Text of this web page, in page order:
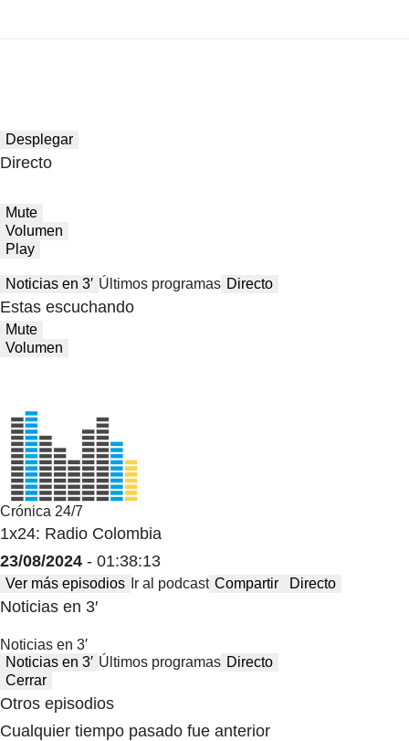
Desplegar
Directo
Mute
Volumen
Play
Noticias en 3′ Últimos programas Directo
Estas escuchando
Mute
Volumen
Crónica 24/7
1x24: Radio Colombia
23/08/2024 - 01:38:13
Ver más episodios Ir al podcast Compartir Directo
Noticias en 3′
Noticias en 3′
Noticias en 3′ Últimos programas Directo
Cerrar
Otros episodios
Cualquier tiempo pasado fue anterior